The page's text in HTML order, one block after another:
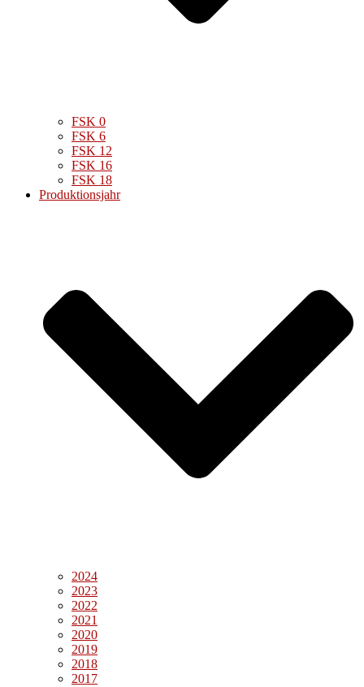
FSK 0
FSK 6
FSK 12
FSK 16
FSK 18
Produktionsjahr
2024
2023
2022
2021
2020
2019
2018
2017